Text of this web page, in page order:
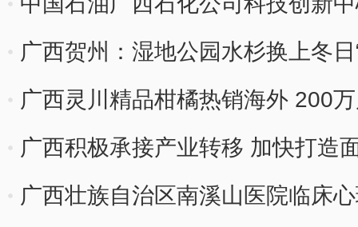
广西贺州：湿地公园水杉换上冬日
广西灵川精品柑橘热销海外 200
广西积极承接产业转移 加快打造
广西壮族自治区南溪山医院临床